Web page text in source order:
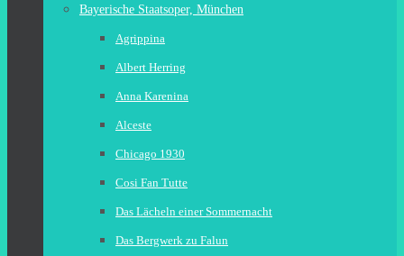
Bayerische Staatsoper, München
Agrippina
Albert Herring
Anna Karenina
Alceste
Chicago 1930
Cosi Fan Tutte
Das Lächeln einer Sommernacht
Das Bergwerk zu Falun